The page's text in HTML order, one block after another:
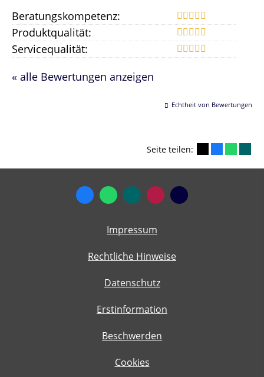
Beratungskompetenz:
Produktqualität:
Servicequalität:
« alle Bewertungen anzeigen
Echtheit von Bewertungen
Seite teilen:
Impressum
Rechtliche Hinweise
Datenschutz
Erstinformation
Beschwerden
Cookies